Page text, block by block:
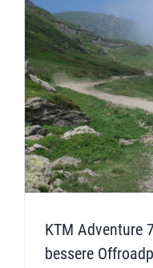
KTM Adventure
bessere